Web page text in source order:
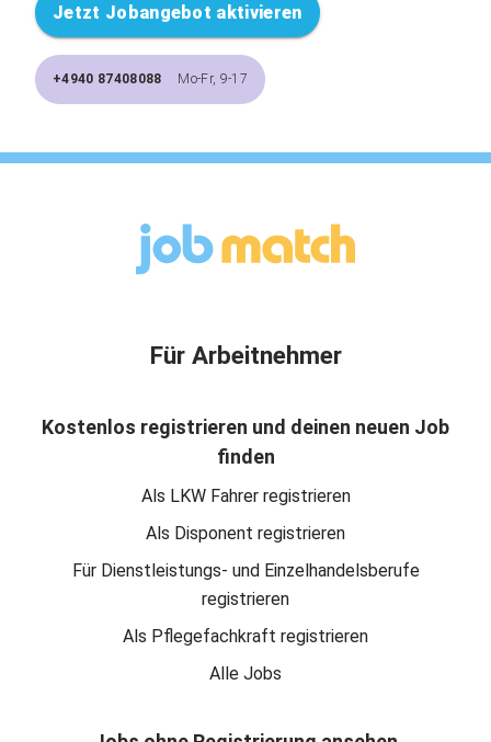
Jetzt Jobangebot aktivieren
+4940 87408088 Mo-Fr, 9-17
Für Arbeitnehmer
Kostenlos registrieren und deinen neuen Job
finden
Als LKW Fahrer registrieren
Als Disponent registrieren
Für Dienstleistungs- und Einzelhandelsberufe
registrieren
Als Pflegefachkraft registrieren
Alle Jobs